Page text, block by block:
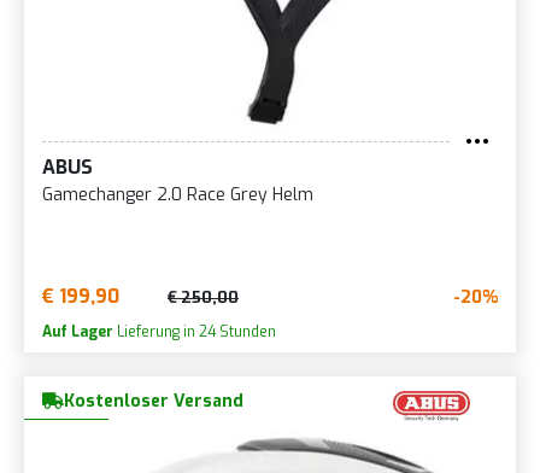
ABUS
Gamechanger 2.0 Race Grey Helm
€ 199,90 € 250,00 -20%
Auf Lager Lieferung in 24 Stunden
Kostenloser Versand